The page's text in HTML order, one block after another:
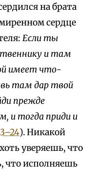
на брата
сердце
Если ты
и там
имеет что-
там дар твой
прежде
и тогда приди и
). Никакой
уверяешь, что
что исполняешь